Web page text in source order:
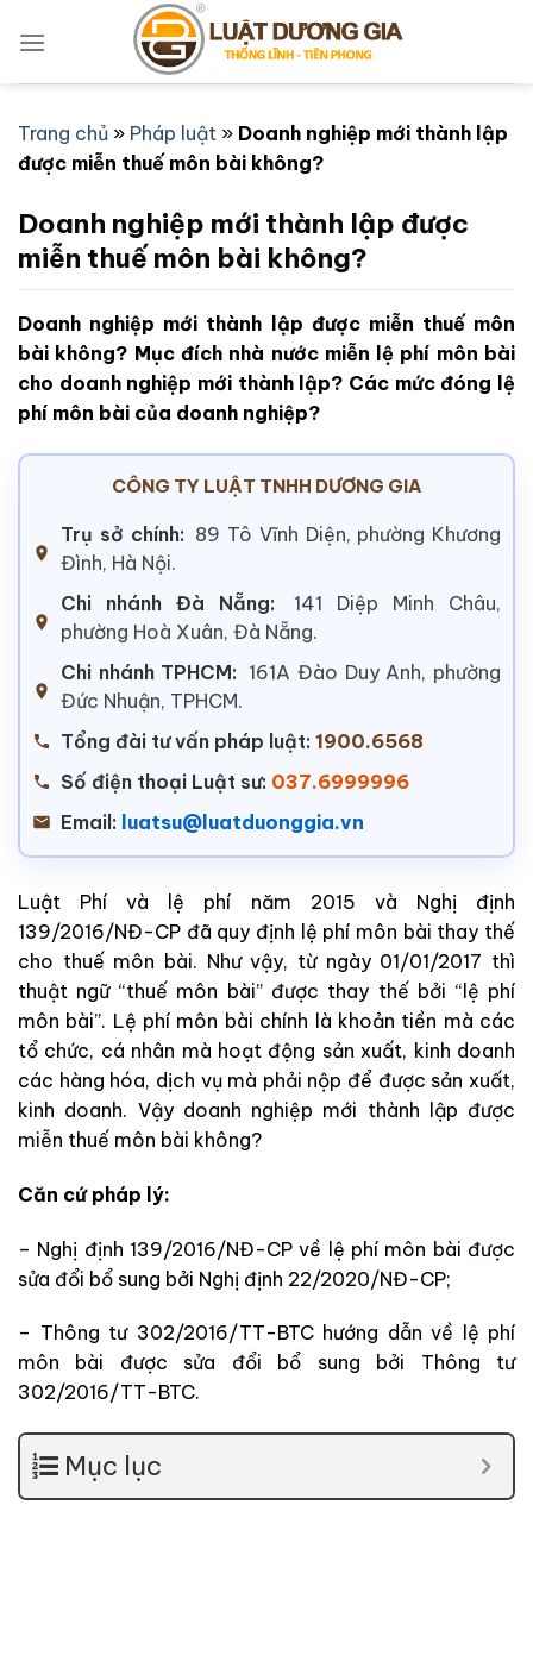
qua
Trang chủ » Pháp luật » Doanh nghiệp mới thành lập
được miễn thuế môn bài không?
Doanh nghiệp mới thành lập được
miễn thuế môn bài không?
Doanh nghiệp mới thành lập được miễn thuế môn
bài không? Mục đích nhà nước miễn lệ phí môn bài
cho doanh nghiệp mới thành lập? Các mức đóng lệ
phí môn bài của doanh nghiệp?
CÔNG TY LUẬT TNHH DƯƠNG GIA
Trụ sở chính: 89 Tô Vĩnh Diện, phường Khương
Đình, Hà Nội.
Chi nhánh Đà Nẵng:
141 Diệp Minh Châu,
phường Hoà Xuân, Đà Nẵng.
Chi nhánh TPHCM: 161A Đào Duy Anh, phường
Đức Nhuận, TPHCM.
Tổng đài tư vấn pháp luật: 1900.6568
Số điện thoại Luật sư: 037.6999996
Email: luatsu@luatduonggia.vn
Luật Phí và lệ phí năm 2015 và Nghị định
139/2016/NĐ-CP đã quy định lệ phí môn bài thay thế
cho thuế môn bài. Như vậy, từ ngày 01/01/2017 thì
thuật ngữ “thuế môn bài” được thay thế bởi “lệ phí
môn bài”. Lệ phí môn bài chính là khoản tiền mà các
tổ chức, cá nhân mà hoạt động sản xuất, kinh doanh
các hàng hóa, dịch vụ mà phải nộp để được sản xuất,
kinh doanh. Vậy doanh nghiệp mới thành lập được
miễn thuế môn bài không?
Căn cứ pháp lý:
– Nghị định 139/2016/NĐ-CP về lệ phí môn bài được
sửa đổi bổ sung bởi Nghị định 22/2020/NĐ-CP;
– Thông tư 302/2016/TT-BTC hướng dẫn về lệ phí
môn bài được sửa đổi bổ sung bởi Thông tư
302/2016/TT-BTC.
Mục lục